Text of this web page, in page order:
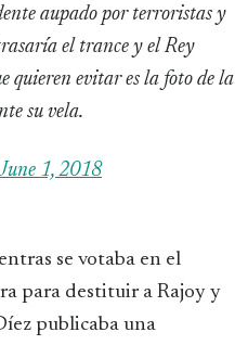
aupado por terroristas y
el trance y el Rey
quieren evitar es la foto de la
su vela.
June 1, 2018
se votaba en el
para destituir a Rajoy y
publicaba una